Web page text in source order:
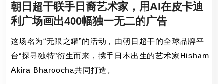
朝日超干联手日裔艺术家，用AI在皮卡迪
利广场画出400幅独一无二的广告
这场名为“无限之罐”的活动，由朝日超干的全球品牌平
台“探寻独特”衍生而来，携手日本出生的艺术家Hisham
Akira Bharoocha共同打造。